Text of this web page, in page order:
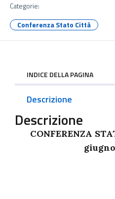
Categorie:
Conferenza Stato Città
INDICE DELLA PAGINA
Descrizione
Descrizione
CONFERENZA